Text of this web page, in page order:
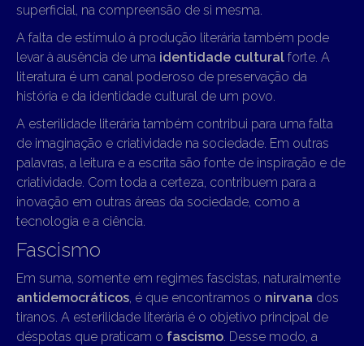
superficial, na compreensão de si mesma.
A falta de estímulo à produção literária também pode
levar à ausência de uma identidade cultural forte. A
literatura é um canal poderoso de preservação da
história e da identidade cultural de um povo.
A esterilidade literária também contribui para uma falta
de imaginação e criatividade na sociedade. Em outras
palavras, a leitura e a escrita são fonte de inspiração e de
criatividade. Com toda a certeza, contribuem para a
inovação em outras áreas da sociedade, como a
tecnologia e a ciência.
Fascismo
Em suma, somente em regimes fascistas, naturalmente
antidemocráticos, é que encontramos o nirvana dos
tiranos. A esterilidade literária é o objetivo principal de
déspotas que praticam o fascismo. Desse modo, a